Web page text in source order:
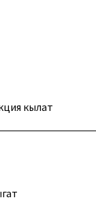
кылат